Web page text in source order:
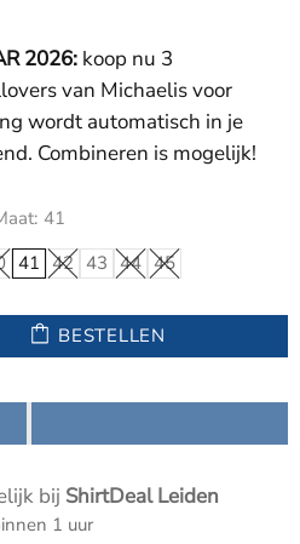
2026: koop nu 3
van Michaelis voor
wordt automatisch in je
Combineren is mogelijk!
41
41 42 43 44 45
BESTELLEN
bij ShirtDeal Leiden
1 uur